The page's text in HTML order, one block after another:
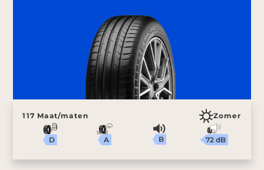
117 Maat/maten Zomer
D A B 72 dB